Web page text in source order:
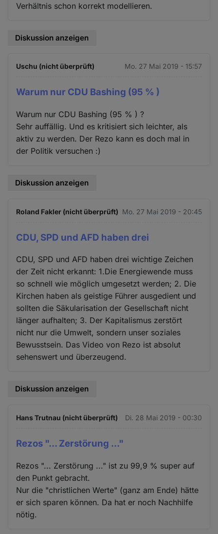
Verhältnis schon korrekt modellieren.
Diskussion anzeigen
Uschu (nicht überprüft) Mo. 27 Mai 2019 - 15:57
Warum nur CDU Bashing (95 % )
Warum nur CDU Bashing (95 % ) ?
Sehr auffällig. Und es kritisiert sich leichter, als
aktiv zu werden. Der Rezo kann es doch mal in
der Politik versuchen :)
Diskussion anzeigen
Roland Fakler (nicht überprüft) Mo. 27 Mai 2019 - 20:45
CDU, SPD und AFD haben drei
CDU, SPD und AFD haben drei wichtige Zeichen
der Zeit nicht erkannt: 1.Die Energiewende muss
so schnell wie möglich umgesetzt werden; 2. Die
Kirchen haben als geistige Führer ausgedient und
sollten die Säkularisation der Gesellschaft nicht
länger aufhalten; 3. Der Kapitalismus zerstört
nicht nur die Umwelt, sondern unser soziales
Bewusstsein. Das Video von Rezo ist absolut
sehenswert und überzeugend.
Diskussion anzeigen
Hans Trutnau (nicht überprüft) Di. 28 Mai 2019 - 00:30
Rezos "... Zerstörung ..."
Rezos "... Zerstörung ..." ist zu 99,9 % super auf
den Punkt gebracht.
Nur die "christlichen Werte" (ganz am Ende) hätte
er sich sparen können. Da hat er noch Nachhilfe
nötig.